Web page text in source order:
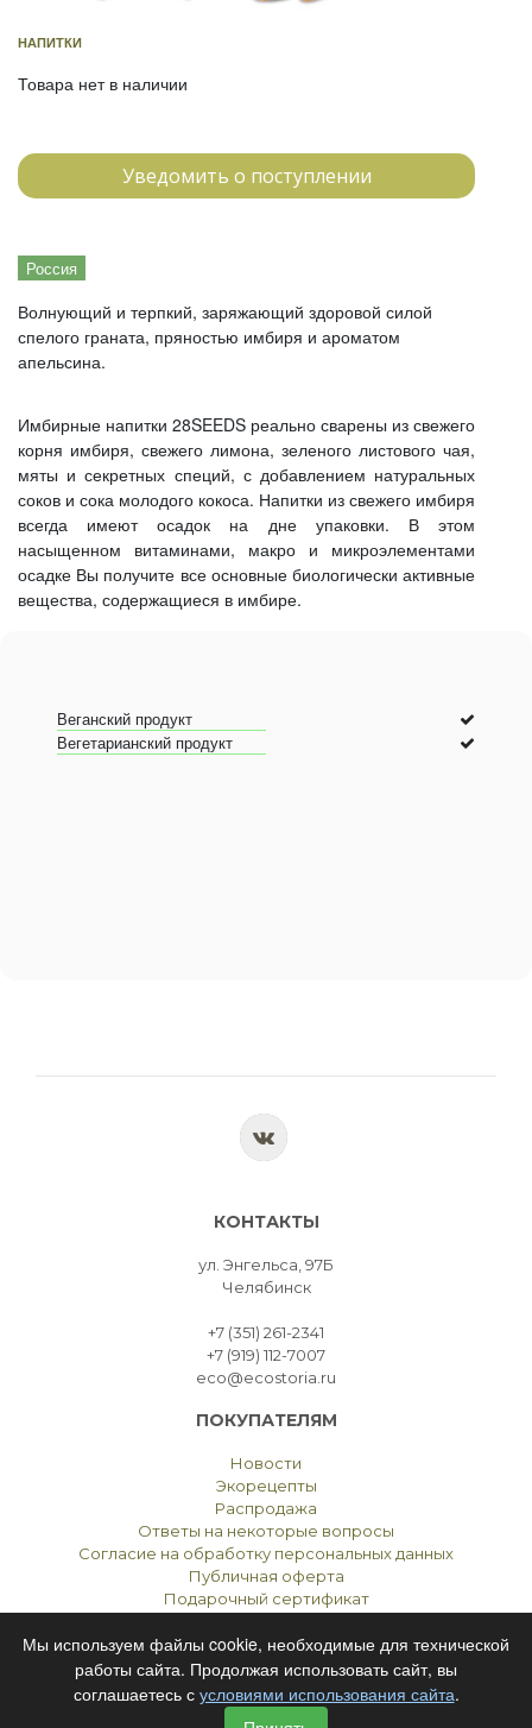
НАПИТКИ
Товара нет в наличии
Уведомить о поступлении
Россия
Волнующий и терпкий, заряжающий здоровой силой
спелого граната, пряностью имбиря и ароматом
апельсина.
Имбирные напитки 28SEEDS реально сварены из свежего
корня имбиря, свежего лимона, зеленого листового чая,
мяты и секретных специй, с добавлением натуральных
соков и сока молодого кокоса. Напитки из свежего имбиря
всегда имеют осадок на дне упаковки. В этом
насыщенном витаминами, макро и микроэлементами
осадке Вы получите все основные биологически активные
вещества, содержащиеся в имбире.
Веганский продукт
Вегетарианский продукт
КОНТАКТЫ
ул. Энгельса, 97Б
Челябинск
+7 (351) 261-2341
+7 (919) 112-7007
eco@ecostoria.ru
ПОКУПАТЕЛЯМ
Новости
Экорецепты
Распродажа
Ответы на некоторые вопросы
Согласие на обработку персональных данных
Публичная оферта
Подарочный сертификат
ЭКОСТОРИЯЧЕЛЯБИНСК © 2021
Мы используем файлы cookie, необходимые для технической
работы сайта. Продолжая использовать сайт, вы
соглашаетесь с условиями использования сайта.